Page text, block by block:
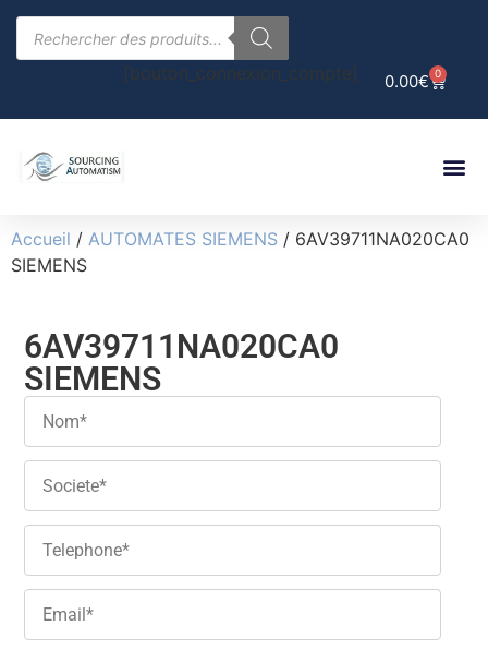
0.00€ 0
[bouton_connexion_compte]
Accueil / AUTOMATES SIEMENS / 6AV39711NA020CA0
SIEMENS
6AV39711NA020CA0
SIEMENS